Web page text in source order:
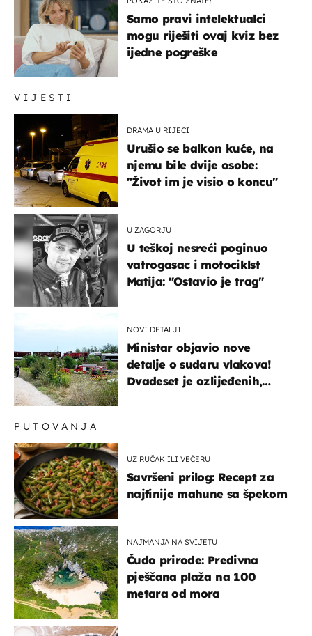
VIJESTI
DRAMA U RIJECI
Urušio se balkon kuće, na
njemu bile dvije osobe:
"Život im je visio o koncu"
U ZAGORJU
U teškoj nesreći poginuo
vatrogasac i motociklst
Matija: "Ostavio je trag"
NOVI DETALJI
Ministar objavio nove
detalje o sudaru vlakova!
Dvadeset je ozlijeđenih,
Samo pravi intelektualci
mogu riješiti ovaj kviz bez
ijedne pogreške
PUTOVANJA
UZ RUČAK ILI VEČERU
Savršeni prilog: Recept za
najfinije mahune sa špekom
NAJMANJA NA SVIJETU
Čudo prirode: Predivna
pješčana plaža na 100
metara od mora